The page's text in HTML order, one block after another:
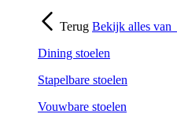
Terug Bekijk alles van
Dining stoelen
Stapelbare stoelen
Vouwbare stoelen